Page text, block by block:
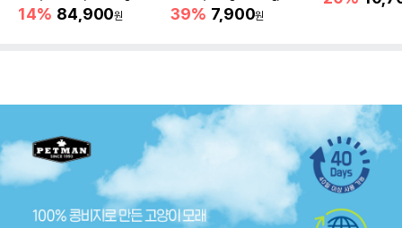
바모래
14% 84,900원 39% 7,900원